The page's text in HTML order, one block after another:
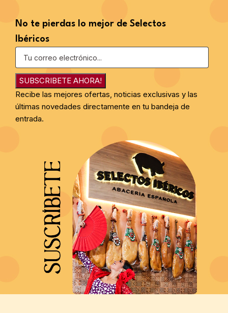
No te pierdas lo mejor de Selectos
Ibéricos
SUBSCRIBETE AHORA!
Recibe las mejores ofertas, noticias exclusivas y las
últimas novedades directamente en tu bandeja de
entrada.